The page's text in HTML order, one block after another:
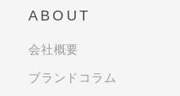
ABOUT
会社概要
ブランドコラム